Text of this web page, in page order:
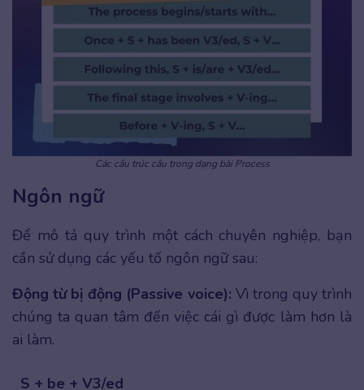
Các cấu trúc câu trong dạng bài Process
Ngôn ngữ
Để mô tả quy trình một cách chuyên nghiệp, bạn
cần sử dụng các yếu tố ngôn ngữ sau:
Động từ bị động (Passive voice): Vì trong quy trình
chúng ta quan tâm đến việc cái gì được làm hơn là
ai làm.
S + be + V3/ed